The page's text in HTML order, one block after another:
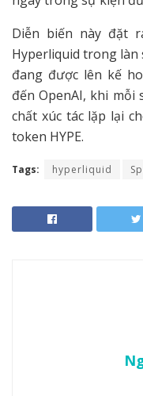
Diễn biến này đặt
Hyperliquid trong làn
đang được lên kế
đến OpenAI, khi
chất xúc tác lặp lại
token HYPE.
Tags: hyperliquid